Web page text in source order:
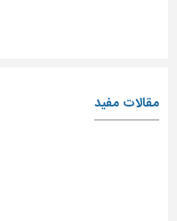
مقالات مفید